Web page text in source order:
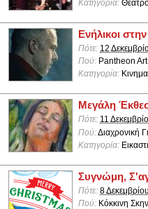
Κατηγορία:
Ενήλικοι
Πότε: 12
Πού: Pantheon
Κατηγορία:
Μεγάλη
Πότε: 11
Πού:Διαχρονική
Κατηγορία:
Συγνώμη,
Πότε: 8 Δεκεμβρίου
Πού: Κόκκινη